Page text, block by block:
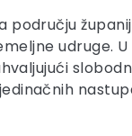
području
udruge.